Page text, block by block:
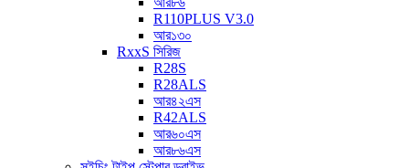
R110PLUS V3.0
আর১৩০
RxxS সিরিজ
R28S
R28ALS
আর৪২এস
R42ALS
আর৬০এস
আর৮৬এস